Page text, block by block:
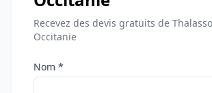
Recevez des devis gratuits de
Occitanie
Nom *